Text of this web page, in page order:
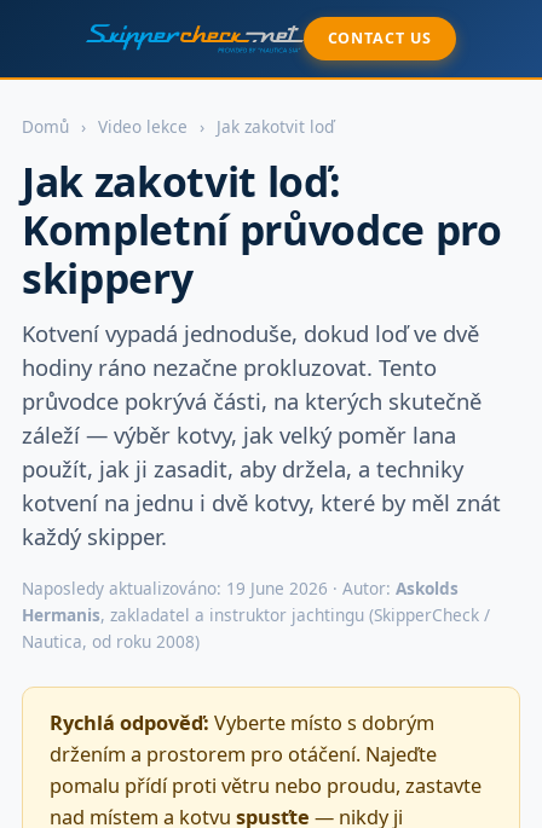
CONTACT US
Domů › Video lekce › Jak zakotvit loď
Jak zakotvit loď:
Kompletní průvodce pro
skippery
Kotvení vypadá jednoduše, dokud loď ve dvě
hodiny ráno nezačne prokluzovat. Tento
průvodce pokrývá části, na kterých skutečně
záleží — výběr kotvy, jak velký poměr lana
použít, jak ji zasadit, aby držela, a techniky
kotvení na jednu i dvě kotvy, které by měl znát
každý skipper.
Naposledy aktualizováno: 19 June 2026 · Autor: Askolds
Hermanis, zakladatel a instruktor jachtingu (SkipperCheck /
Nautica, od roku 2008)
Rychlá odpověď: Vyberte místo s dobrým
držením a prostorem pro otáčení. Najeďte
pomalu přídí proti větru nebo proudu, zastavte
nad místem a kotvu spusťte — nikdy ji